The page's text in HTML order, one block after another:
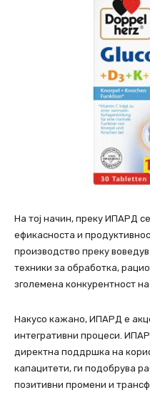
На тој начин, преку ИПАРД
ефикасноста и
производство преку
техники за обработка,
зголемена конкурентност
Накусо кажано, ИПАРД е
интегративни процеси.
директна поддршка на
капацитети, ги подобрува
позитивни промени и